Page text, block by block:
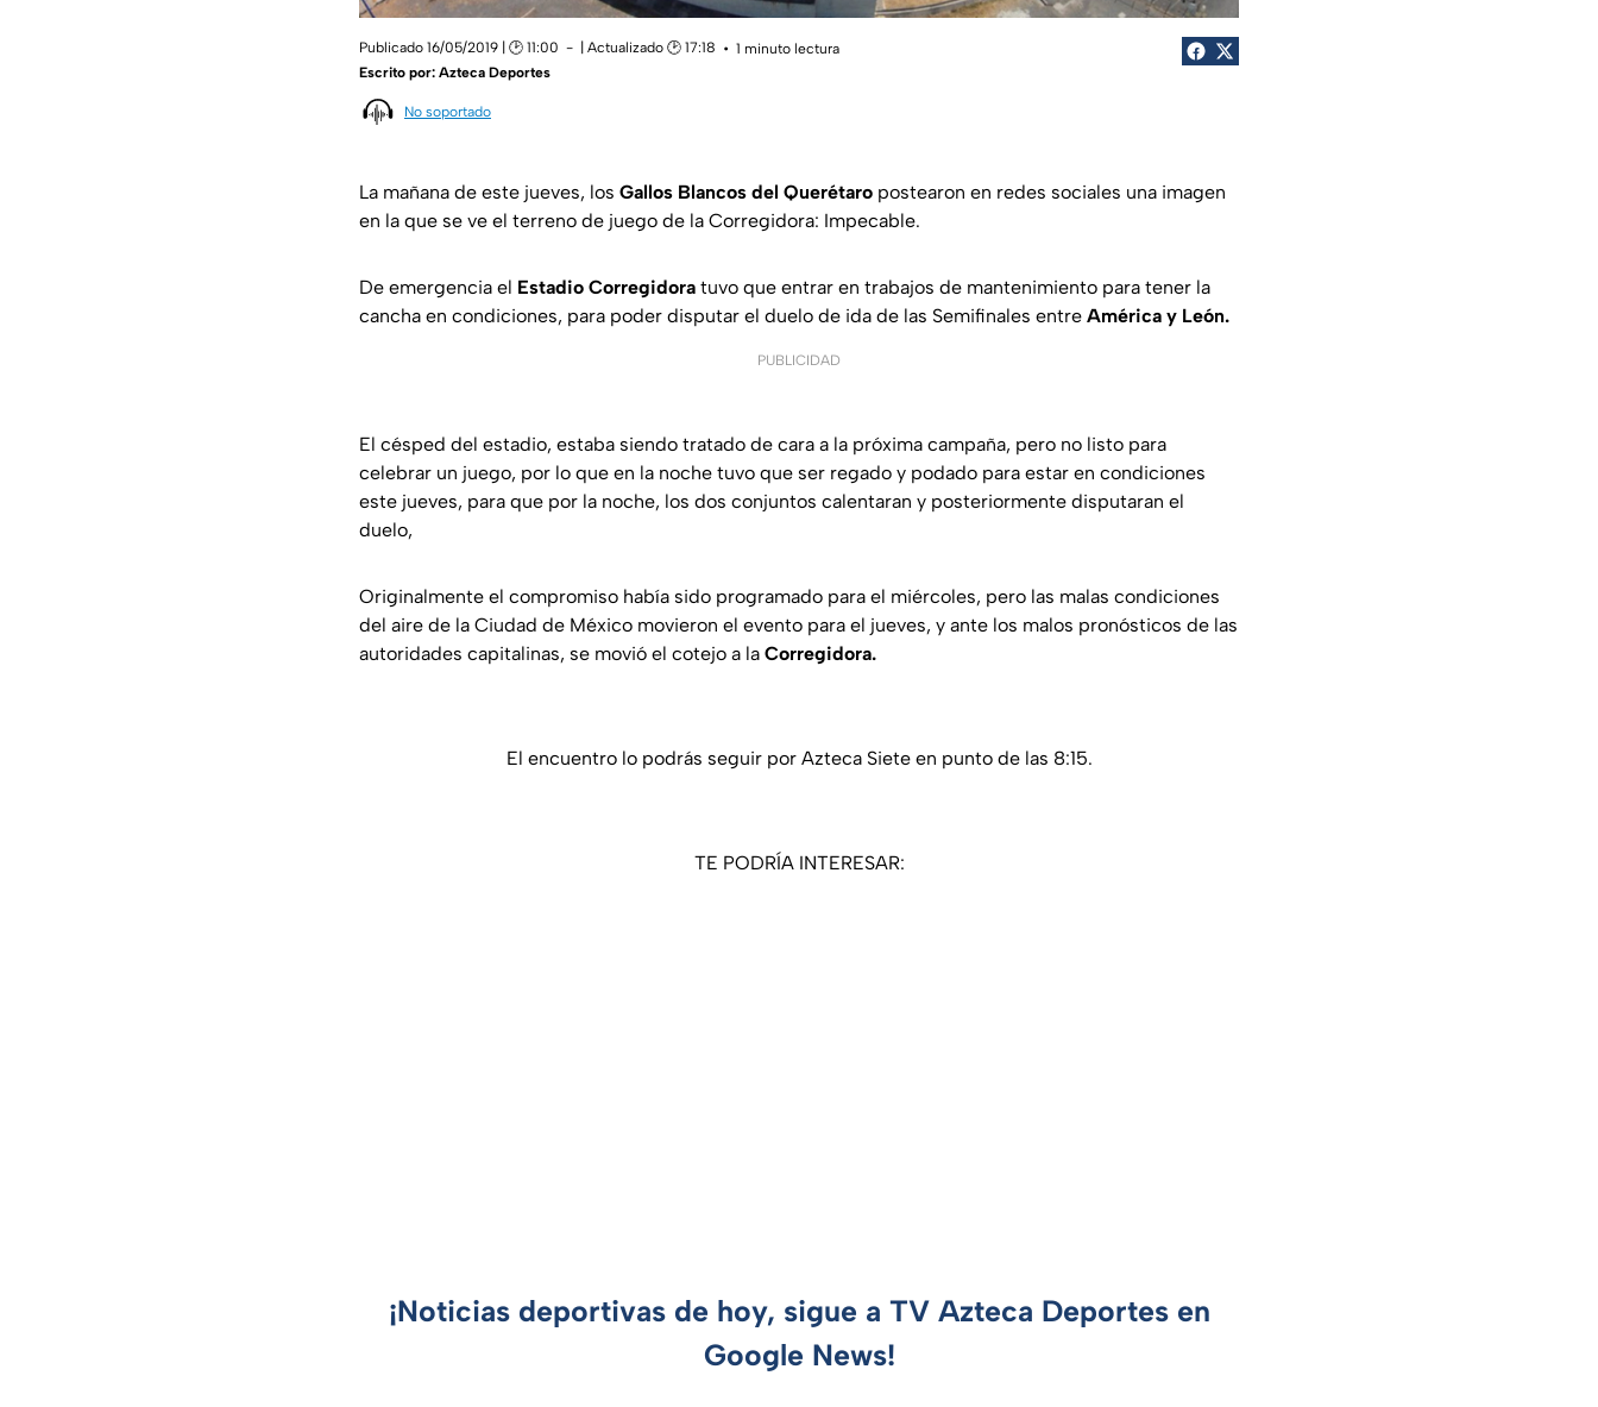
Publicado 16/05/2019 | 🕑 11:00 | Actualizado 🕑 17:18
1 minuto lectura
Escrito por: Azteca Deportes
No soportado
La mañana de este jueves, los Gallos Blancos del Querétaro postearon en redes sociales una imagen
en la que se ve el terreno de juego de la Corregidora: Impecable.
De emergencia el Estadio Corregidora tuvo que entrar en trabajos de mantenimiento para tener la
cancha en condiciones, para poder disputar el duelo de ida de las Semifinales entre América y León.
PUBLICIDAD
El césped del estadio, estaba siendo tratado de cara a la próxima campaña, pero no listo para
celebrar un juego, por lo que en la noche tuvo que ser regado y podado para estar en condiciones
este jueves, para que por la noche, los dos conjuntos calentaran y posteriormente disputaran el
duelo,
Originalmente el compromiso había sido programado para el miércoles, pero las malas condiciones
del aire de la Ciudad de México movieron el evento para el jueves, y ante los malos pronósticos de las
autoridades capitalinas, se movió el cotejo a la Corregidora.
El encuentro lo podrás seguir por Azteca Siete en punto de las 8:15.
TE PODRÍA INTERESAR:
¡Noticias deportivas de hoy, sigue a TV Azteca Deportes en
Google News!